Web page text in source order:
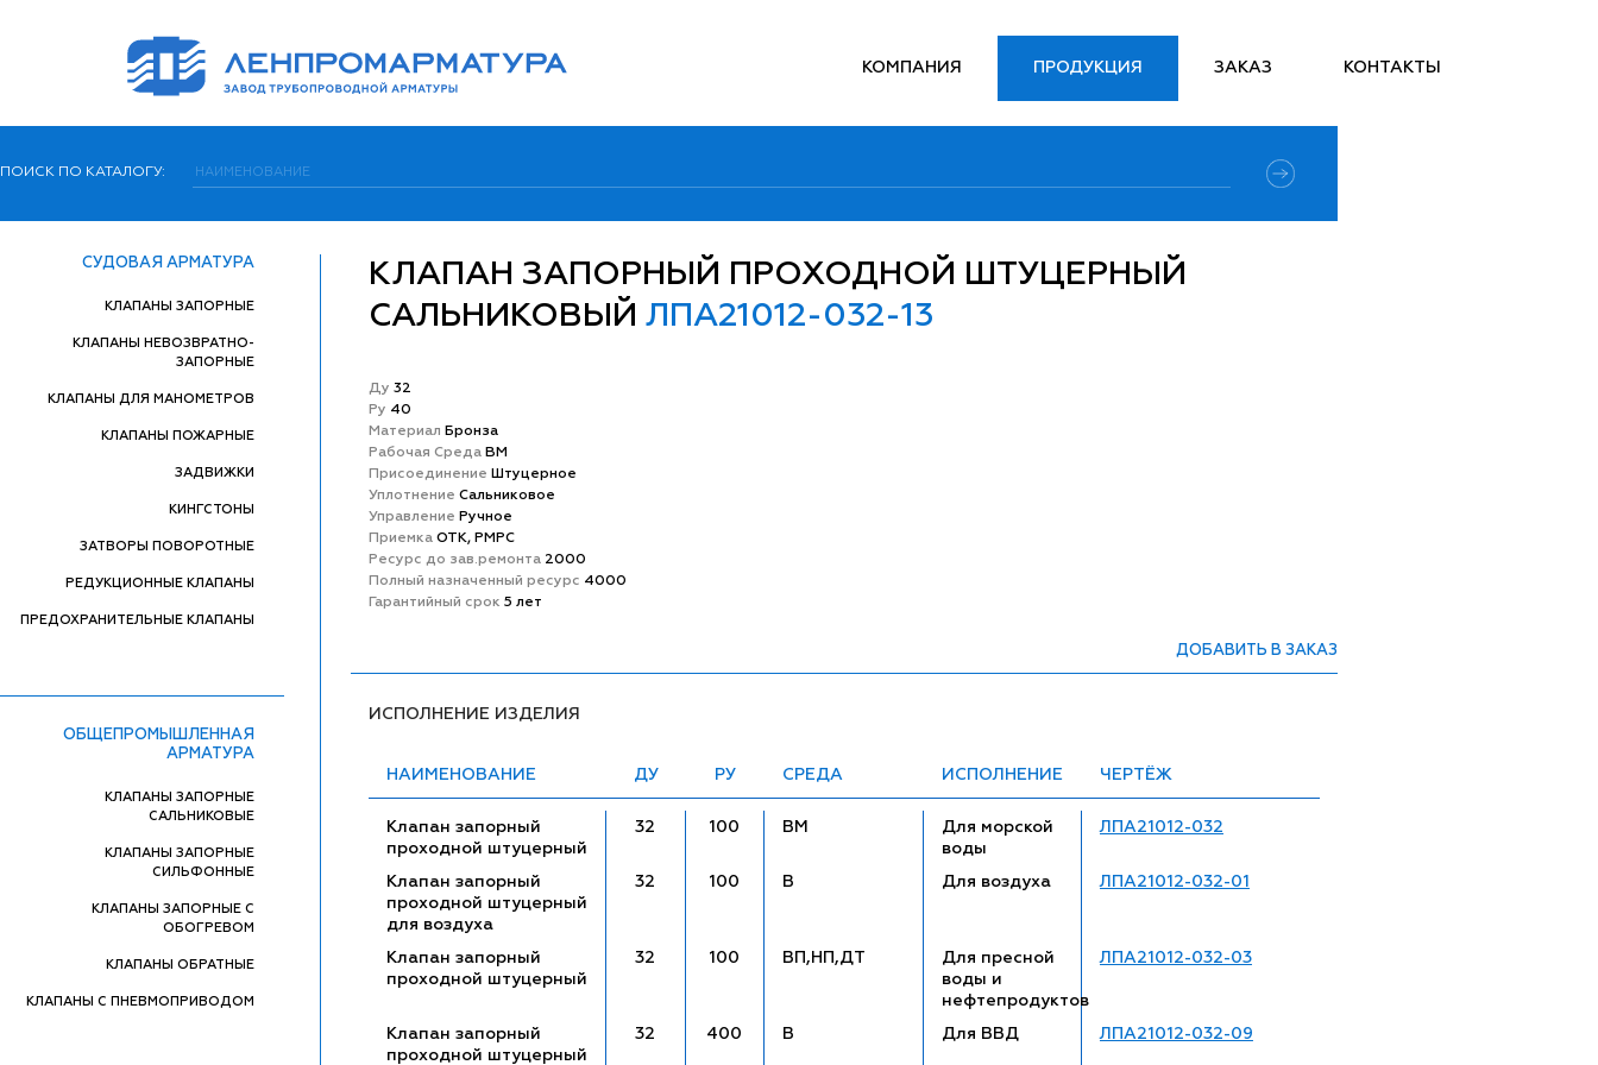
КОМПАНИЯ ПРОДУКЦИЯ ЗАКАЗ КОНТАКТЫ
ПОИСК ПО КАТАЛОГУ:
СУДОВАЯ АРМАТУРА
КЛАПАНЫ ЗАПОРНЫЕ
КЛАПАНЫ НЕВОЗВРАТНО-
ЗАПОРНЫЕ
КЛАПАНЫ ДЛЯ МАНОМЕТРОВ
КЛАПАНЫ ПОЖАРНЫЕ
ЗАДВИЖКИ
КИНГСТОНЫ
ЗАТВОРЫ ПОВОРОТНЫЕ
РЕДУКЦИОННЫЕ КЛАПАНЫ
ПРЕДОХРАНИТЕЛЬНЫЕ КЛАПАНЫ
ОБЩЕПРОМЫШЛЕННАЯ
АРМАТУРА
КЛАПАНЫ ЗАПОРНЫЕ
САЛЬНИКОВЫЕ
КЛАПАНЫ ЗАПОРНЫЕ
СИЛЬФОННЫЕ
КЛАПАНЫ ЗАПОРНЫЕ С
ОБОГРЕВОМ
КЛАПАНЫ ОБРАТНЫЕ
КЛАПАНЫ С ПНЕВМОПРИВОДОМ
КЛАПАН ЗАПОРНЫЙ ПРОХОДНОЙ ШТУЦЕРНЫЙ
САЛЬНИКОВЫЙ ЛПА21012-032-13
Ду 32
Ру 40
Матeриал Бронза
Рабочая Среда ВМ
Присоединение Штуцерное
Уплотнение Сальниковое
Управление Ручное
Приемка ОТК, РМРС
Ресурс до зав.ремонта 2000
Полный назначенный ресурс 4000
Гарантийный срок 5 лет
ДОБАВИТЬ В ЗАКАЗ
ИСПОЛНЕНИЕ ИЗДЕЛИЯ
НАИМЕНОВАНИЕ ДУ РУ СРЕДА ИСПОЛНЕНИЕ ЧЕРТЁЖ
Клапан запорный
проходной штуцерный
32 100 ВМ
Для морской
воды
ЛПА21012-032
Клапан запорный
проходной штуцерный
для воздуха
32 100 В Для воздуха ЛПА21012-032-01
Клапан запорный
проходной штуцерный
32 100 ВП,НП,ДТ
Для пресной
воды и
нефтепродуктов
ЛПА21012-032-03
Клапан запорный
проходной штуцерный
32 400 В Для ВВД ЛПА21012-032-09